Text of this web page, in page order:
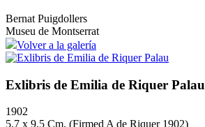
Bernat Puigdollers
Museu de Montserrat
Volver a la galería
Exlibris de Emilia de Riquer Palau
1902
5,7 x 9,5 Cm. (Firmed A de Riquer 1902)